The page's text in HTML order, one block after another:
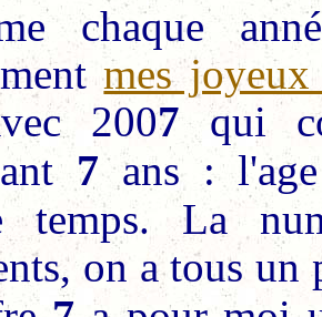
chaque
mes joyeux
2007 qui
7 ans :
temps. La
on a tous un